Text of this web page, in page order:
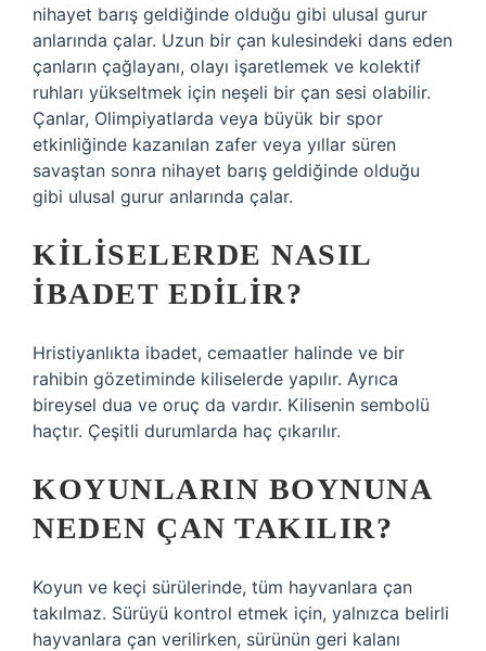
nihayet barış geldiğinde olduğu gibi ulusal gurur
anlarında çalar. Uzun bir çan kulesindeki dans eden
çanların çağlayanı, olayı işaretlemek ve kolektif
ruhları yükseltmek için neşeli bir çan sesi olabilir.
Çanlar, Olimpiyatlarda veya büyük bir spor
etkinliğinde kazanılan zafer veya yıllar süren
savaştan sonra nihayet barış geldiğinde olduğu
gibi ulusal gurur anlarında çalar.
KILISELERDE NASIL
IBADET EDILIR?
Hristiyanlıkta ibadet, cemaatler halinde ve bir
rahibin gözetiminde kiliselerde yapılır. Ayrıca
bireysel dua ve oruç da vardır. Kilisenin sembolü
haçtır. Çeşitli durumlarda haç çıkarılır.
KOYUNLARIN BOYNUNA
NEDEN ÇAN TAKILIR?
Koyun ve keçi sürülerinde, tüm hayvanlara çan
takılmaz. Sürüyü kontrol etmek için, yalnızca belirli
hayvanlara çan verilirken, sürünün geri kalanı